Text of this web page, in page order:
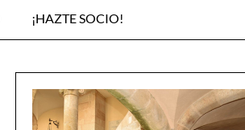
¡HAZTE SOCIO!